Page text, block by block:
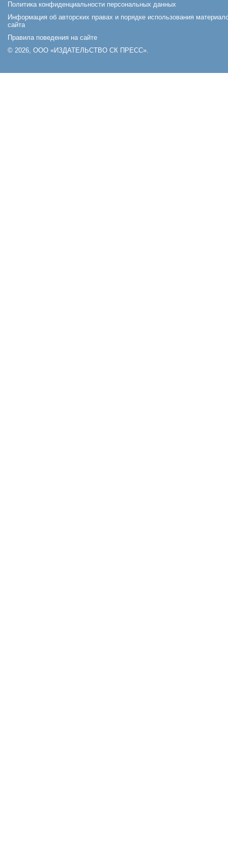
Политика конфиденциальности персональных данных
Информация об авторских правах и порядке использования
сайта
Правила поведения на сайте
© 2026, ООО «ИЗДАТЕЛЬСТВО СК ПРЕСС».